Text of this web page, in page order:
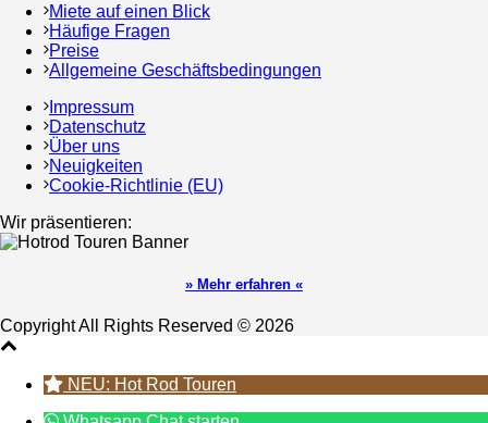
Miete auf einen Blick
Häufige Fragen
Preise
Allgemeine Geschäftsbedingungen
Impressum
Datenschutz
Über uns
Neuigkeiten
Cookie-Richtlinie (EU)
Wir präsentieren:
» Mehr erfahren «
Copyright All Rights Reserved © 2026
NEU: Hot Rod Touren